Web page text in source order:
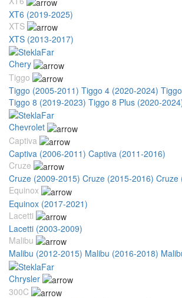
XT6 (2019-2025)
XTS
XTS (2013-2017)
Chery
Tiggo
Tiggo (2005-2011) Tiggo 4 (2020-2024)
Tiggo 8 (2019-2023) Tiggo 8 Plus (2020-
Chevrolet
Captiva
Captiva (2006-2011) Captiva (2011-2016)
Cruze
Cruze (2009-2015) Cruze (2015-2016) Cruze
Equinox
Equinox (2017-2021)
Lacetti
Lacetti (2003-2009)
Malibu
Malibu (2012-2015) Malibu (2016-2018)
Chrysler
300C